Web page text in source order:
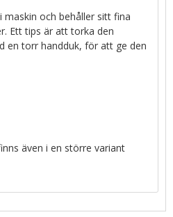
maskin och behåller sitt fina
Ett tips är att torka den
en torr handduk, för att ge den
även i en större variant